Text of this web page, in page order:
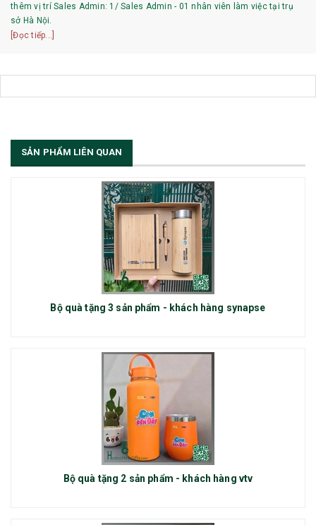
thêm vị trí Sales Admin: 1/ Sales Admin - 01 nhân viên làm việc tại trụ
sở Hà Nội.
[Đọc tiếp...]
SẢN PHẨM LIÊN QUAN
Bộ quà tặng 3 sản phẩm - khách hàng synapse
Bộ quà tặng 2 sản phẩm - khách hàng vtv